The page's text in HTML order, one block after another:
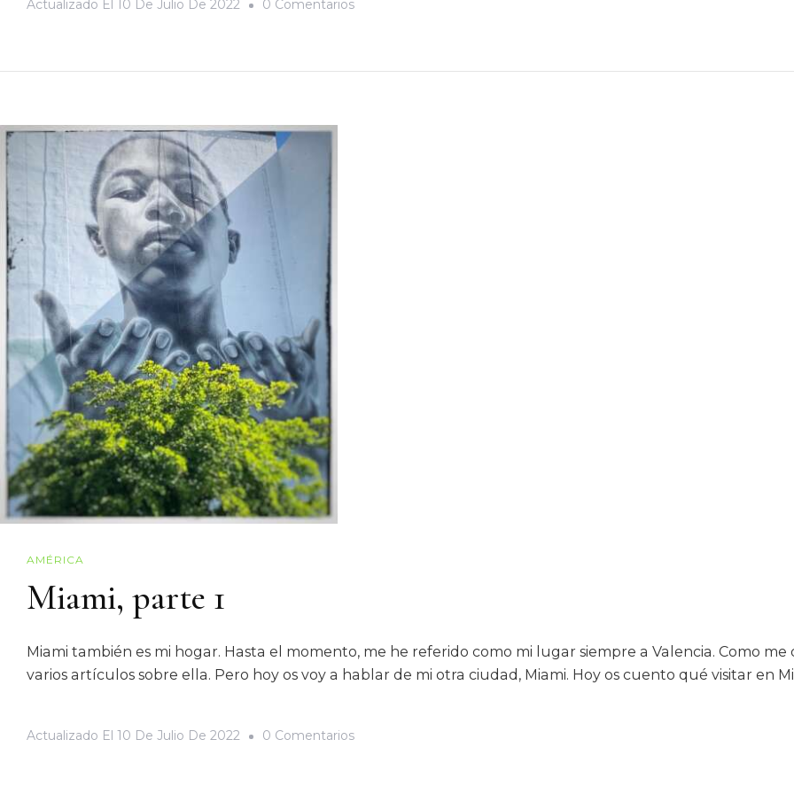
Actualizado El 10 De Julio De 2022 0 Comentarios
AMÉRICA
Miami, parte 1
Miami también es mi hogar. Hasta el momento, me he referido como mi lugar siempre a Valencia. Como
varios artículos sobre ella. Pero hoy os voy a hablar de mi otra ciudad, Miami. Hoy os cuento qué visitar en
Actualizado El 10 De Julio De 2022 0 Comentarios